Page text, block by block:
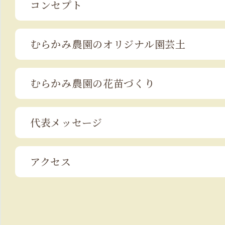
コンセプト
むらかみ農園のオリジナル園芸土
むらかみ農園の花苗づくり
代表メッセージ
アクセス